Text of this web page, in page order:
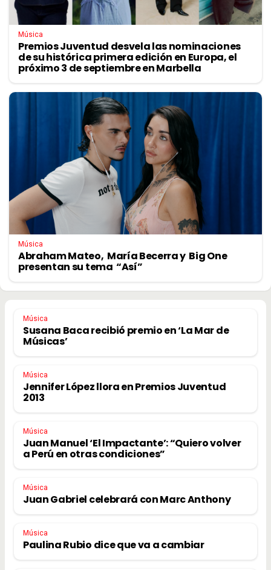
Música
Premios Juventud desvela las nominaciones
de su histórica primera edición en Europa, el
próximo 3 de septiembre en Marbella
Música
Abraham Mateo, María Becerra y Big One
presentan su tema “Así”
Música
Susana Baca recibió premio en ‘La Mar de
Músicas’
Música
Jennifer López llora en Premios Juventud
2013
Música
Juan Manuel ‘El Impactante’: “Quiero volver
a Perú en otras condiciones”
Música
Juan Gabriel celebrará con Marc Anthony
Música
Paulina Rubio dice que va a cambiar